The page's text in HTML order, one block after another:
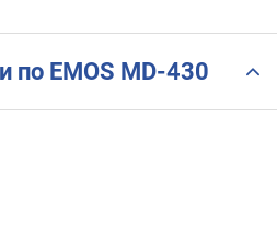
по EMOS MD-430